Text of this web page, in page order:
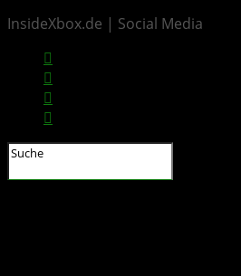
InsideXbox.de | Social Media